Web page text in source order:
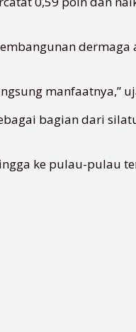
dermaga
manfaatnya,”
bagian dari
ke pulau-pulau